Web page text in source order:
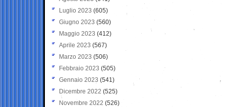
Luglio 2023 (605)
Giugno 2023 (560)
Maggio 2023 (412)
Aprile 2023 (567)
Marzo 2023 (506)
Febbraio 2023 (505)
Gennaio 2023 (541)
Dicembre 2022 (525)
Novembre 2022 (526)